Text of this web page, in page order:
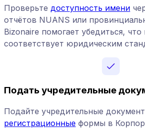
Проверьте доступность имени
отчётов NUANS или
Bizonaire помогает убедиться, что
соответствует юридическим
Подать учредительные
Подайте учредительные
регистрационные формы в